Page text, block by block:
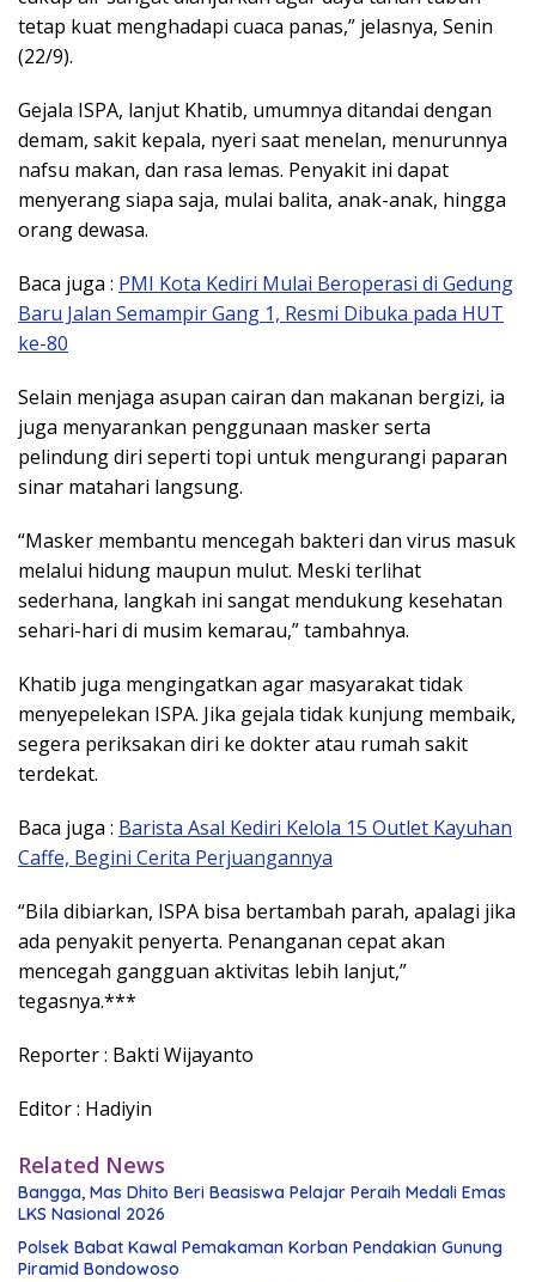
tetap kuat menghadapi cuaca panas,” jelasnya, Senin
(22/9).
Gejala ISPA, lanjut Khatib, umumnya ditandai dengan
demam, sakit kepala, nyeri saat menelan, menurunnya
nafsu makan, dan rasa lemas. Penyakit ini dapat
menyerang siapa saja, mulai balita, anak-anak, hingga
orang dewasa.
Baca juga : PMI Kota Kediri Mulai Beroperasi di Gedung
Baru Jalan Semampir Gang 1, Resmi Dibuka pada HUT
ke-80
Selain menjaga asupan cairan dan makanan bergizi, ia
juga menyarankan penggunaan masker serta
pelindung diri seperti topi untuk mengurangi paparan
sinar matahari langsung.
“Masker membantu mencegah bakteri dan virus masuk
melalui hidung maupun mulut. Meski terlihat
sederhana, langkah ini sangat mendukung kesehatan
sehari-hari di musim kemarau,” tambahnya.
Khatib juga mengingatkan agar masyarakat tidak
menyepelekan ISPA. Jika gejala tidak kunjung membaik,
segera periksakan diri ke dokter atau rumah sakit
terdekat.
Baca juga : Barista Asal Kediri Kelola 15 Outlet Kayuhan
Caffe, Begini Cerita Perjuangannya
“Bila dibiarkan, ISPA bisa bertambah parah, apalagi jika
ada penyakit penyerta. Penanganan cepat akan
mencegah gangguan aktivitas lebih lanjut,”
tegasnya.***
Reporter : Bakti Wijayanto
Editor : Hadiyin
Related News
Bangga, Mas Dhito Beri Beasiswa Pelajar Peraih Medali Emas
LKS Nasional 2026
Polsek Babat Kawal Pemakaman Korban Pendakian Gunung
Piramid Bondowoso